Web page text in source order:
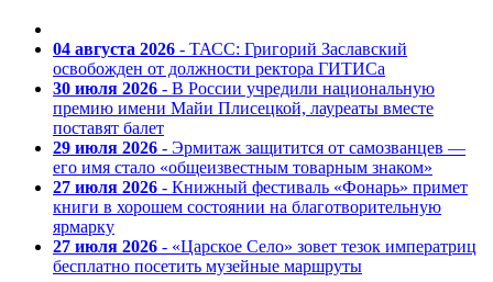
04 августа 2026 - ТАСС: Григорий Заславский
освобожден от должности ректора ГИТИСа
30 июля 2026 - В России учредили национальную
премию имени Майи Плисецкой, лауреаты вместе
поставят балет
29 июля 2026 - Эрмитаж защитится от самозванцев —
его имя стало «общеизвестным товарным знаком»
27 июля 2026 - Книжный фестиваль «Фонарь» примет
книги в хорошем состоянии на благотворительную
ярмарку
27 июля 2026 - «Царское Село» зовет тезок императриц
бесплатно посетить музейные маршруты